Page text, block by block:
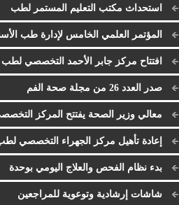
الاحتياجات الخاصة بكل مركز تخصصي
استحداث مكتب التعليم المستمر لطب
الأسنانالمؤتمر العلمي الخامس لإدارة طب
افتتاح مركز جابر الأحمد التخصصي لطب
الأسنانصدر العدد 26 من مجلة صحة الفم
معالي وزير الصحة يفتتح المركز
لطب الأسنان
إعادة تأهيل مركز الجهراء التخصصي
الأسنانبدء نظام الفحص والعلاج اليومي بوحدة
التيجان والجسور
شاشات إرشادية وتوعوية للمراجعين